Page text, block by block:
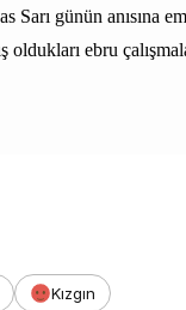
günün anısına
ebru
Kızgın